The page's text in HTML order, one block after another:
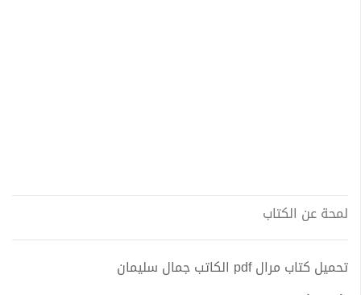
لمحة عن الكتاب
تحميل كتاب مرال pdf الكاتب جمال سليمان